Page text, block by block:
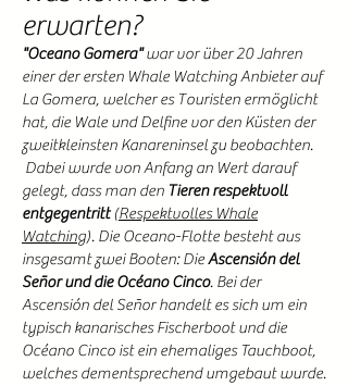
erwarten?
"Oceano Gomera"war vor über 20 Jahren
einer der ersten Whale Watching Anbieter auf
La Gomera, welcher es Touristen ermöglicht
hat, die Wale und Delfine vor den Küsten der
zweitkleinsten Kanareninsel zu beobachten.
Dabei wurde von Anfang an Wert darauf
gelegt, dass man den Tieren respektvoll
entgegentritt(Respektvolles Whale
Watching). Die Oceano-Flotte besteht aus
insgesamt zwei Booten: DieAscensión del
Señor und die Océano Cinco. Bei der
Ascensión del Señor handelt es sich um ein
typisch kanarisches Fischerboot und die
Océano Cinco ist ein ehemaliges Tauchboot,
welches dementsprechend umgebaut wurde.